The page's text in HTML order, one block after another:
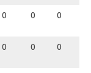
0 0 0
0 0 0